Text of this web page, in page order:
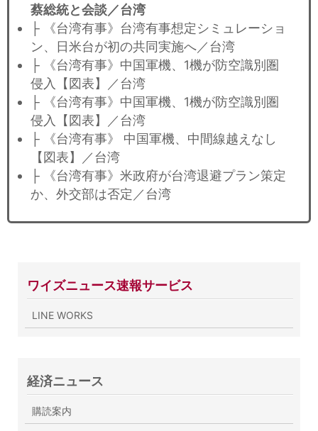
蔡総統と会談／台湾
├ 《台湾有事》台湾有事想定シミュレーショ
ン、日米台が初の共同実施へ／台湾
├ 《台湾有事》中国軍機、1機が防空識別圏
侵入【図表】／台湾
├ 《台湾有事》中国軍機、1機が防空識別圏
侵入【図表】／台湾
├ 《台湾有事》 中国軍機、中間線越えなし
【図表】／台湾
├ 《台湾有事》米政府が台湾退避プラン策定
か、外交部は否定／台湾
ワイズニュース速報サービス
LINE WORKS
経済ニュース
購読案内